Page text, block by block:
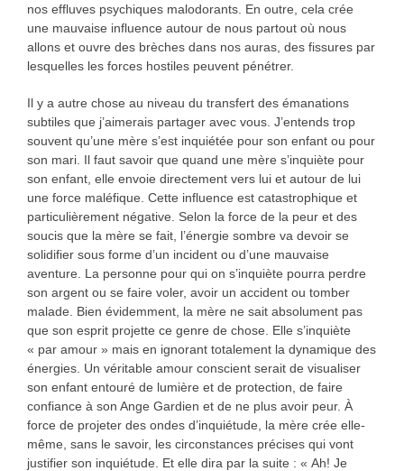
nos effluves psychiques malodorants. En outre, cela crée
une mauvaise influence autour de nous partout où nous
allons et ouvre des brèches dans nos auras, des fissures par
lesquelles les forces hostiles peuvent pénétrer.
Il y a autre chose au niveau du transfert des émanations
subtiles que j’aimerais partager avec vous. J’entends trop
souvent qu’une mère s’est inquiétée pour son enfant ou pour
son mari. Il faut savoir que quand une mère s’inquiète pour
son enfant, elle envoie directement vers lui et autour de lui
une force maléfique. Cette influence est catastrophique et
particulièrement négative. Selon la force de la peur et des
soucis que la mère se fait, l’énergie sombre va devoir se
solidifier sous forme d’un incident ou d’une mauvaise
aventure. La personne pour qui on s’inquiète pourra perdre
son argent ou se faire voler, avoir un accident ou tomber
malade. Bien évidemment, la mère ne sait absolument pas
que son esprit projette ce genre de chose. Elle s’inquiète
« par amour » mais en ignorant totalement la dynamique des
énergies. Un véritable amour conscient serait de visualiser
son enfant entouré de lumière et de protection, de faire
confiance à son Ange Gardien et de ne plus avoir peur. À
force de projeter des ondes d’inquiétude, la mère crée elle-
même, sans le savoir, les circonstances précises qui vont
justifier son inquiétude. Et elle dira par la suite : « Ah! Je